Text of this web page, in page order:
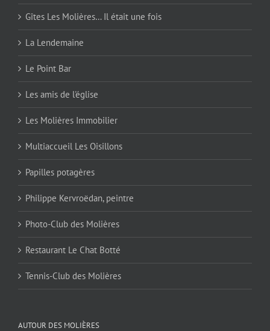
Gîtes Les Molières… Il était une fois
La Lendemaine
Le Point Bar
Les amis de l'église
Les Molières Immobilier
Multiaccueil Les Oisillons
Papilles potagères
Philippe Kervroëdan, peintre
Photo-Club des Molières
Restaurant Le Chat Botté
Tennis-Club des Molières
AUTOUR DES MOLIÈRES